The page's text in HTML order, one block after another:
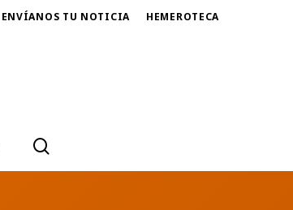
ENVÍANOS TU NOTICIA HEMEROTECA